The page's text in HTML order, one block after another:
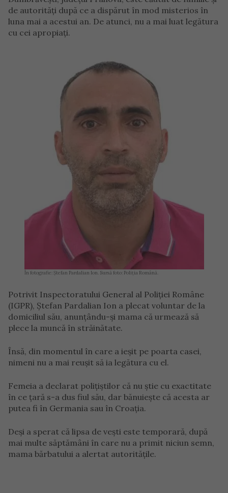
de autorități după ce a dispărut în mod misterios în
luna mai a acestui an. De atunci, nu a mai luat legătura
cu cei apropiați.
În fotografie: Ștefan Pardalian Ion. Sursă foto: Poliția Română.
Potrivit Inspectoratului General al Poliției Române
(IGPR), Ștefan Pardalian Ion a plecat voluntar de la
domiciliul său, anunțându-și mama că urmează să
plece la muncă în străinătate.
Însă, din momentul în care a ieșit pe poarta casei,
nimeni nu a mai reușit să ia legătura cu el.
Femeia a declarat polițiștilor că nu știe cu exactitate
în ce țară s-a dus fiul său, dar bănuiește că acesta ar
putea fi în Germania sau în Croația.
Deși a sperat că lipsa de vești este temporară, după
mai multe săptămâni în care nu a primit niciun semn,
mama bărbatului a alertat autoritățile.